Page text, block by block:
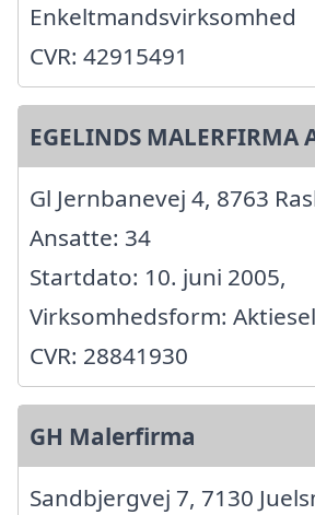
Enkeltmandsvirksomhed
CVR: 42915491
EGELINDS MALERFIRMA
Gl Jernbanevej 4, 8763
Ansatte: 34
Startdato: 10. juni 2005,
Virksomhedsform:
CVR: 28841930
GH Malerfirma
Sandbjergvej 7, 7130